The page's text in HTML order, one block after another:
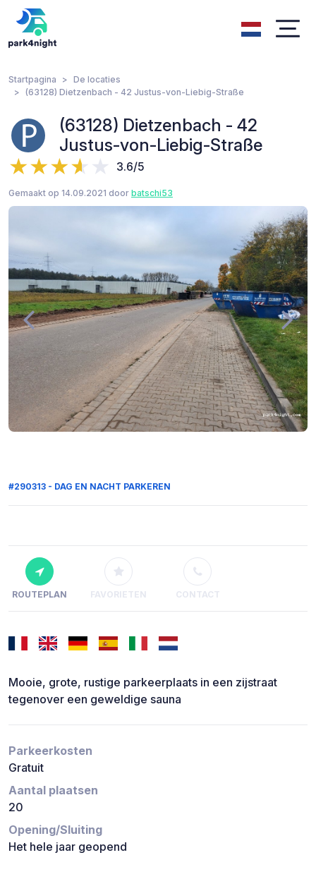
Startpagina
De locaties
(63128) Dietzenbach - 42 Justus-von-Liebig-Straße
(63128) Dietzenbach - 42
Justus-von-Liebig-Straße
3.6/5
Gemaakt op 14.09.2021 door batschi53
#290313 - DAG EN NACHT PARKEREN
ROUTEPLAN FAVORIETEN CONTACT
Mooie, grote, rustige parkeerplaats in een zijstraat
tegenover een geweldige sauna
Parkeerkosten
Gratuit
Aantal plaatsen
20
Opening/Sluiting
Het hele jaar geopend